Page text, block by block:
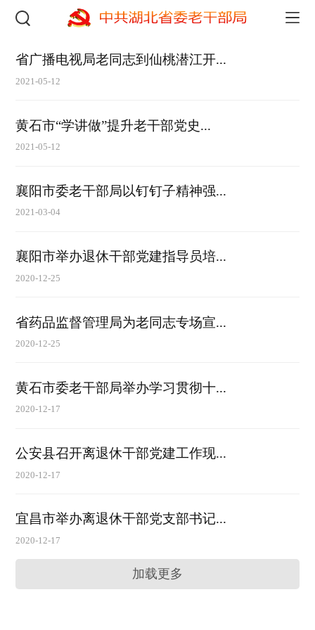
省广播电视局老同志到仙桃潜江开...
2021-05-12
黄石市“学讲做”提升老干部党史...
2021-05-12
襄阳市委老干部局以钉钉子精神强...
2021-03-04
襄阳市举办退休干部党建指导员培...
2020-12-25
省药品监督管理局为老同志专场宣...
2020-12-25
黄石市委老干部局举办学习贯彻十...
2020-12-17
公安县召开离退休干部党建工作现...
2020-12-17
宜昌市举办离退休干部党支部书记...
2020-12-17
加载更多